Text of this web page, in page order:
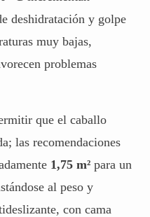
deshidratación y golpe
muy bajas,
problemas
que el caballo
las recomendaciones
1,75 m² para un
al peso y
con cama